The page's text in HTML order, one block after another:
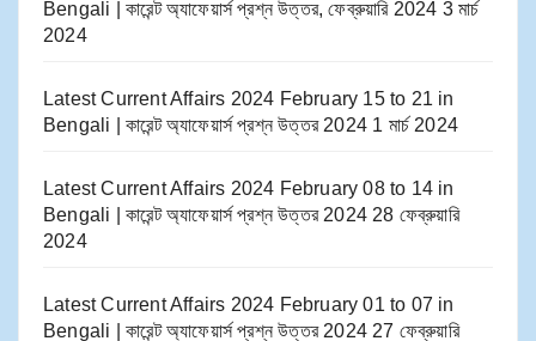
Bengali | কারেন্ট অ্যাফেয়ার্স প্রশ্ন উত্তর, ফেব্রুয়ারি 2024 3 মার্চ
2024
Latest Current Affairs 2024 February 15 to 21​ in
Bengali | কারেন্ট অ্যাফেয়ার্স প্রশ্ন উত্তর 2024 1 মার্চ 2024
Latest Current Affairs 2024 February 08 to 14​ in
Bengali | কারেন্ট অ্যাফেয়ার্স প্রশ্ন উত্তর 2024 28 ফেব্রুয়ারি
2024
Latest Current Affairs 2024 February 01 to 07​ in
Bengali | কারেন্ট অ্যাফেয়ার্স প্রশ্ন উত্তর 2024 27 ফেব্রুয়ারি